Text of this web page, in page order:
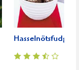
Hasselnötsfudge